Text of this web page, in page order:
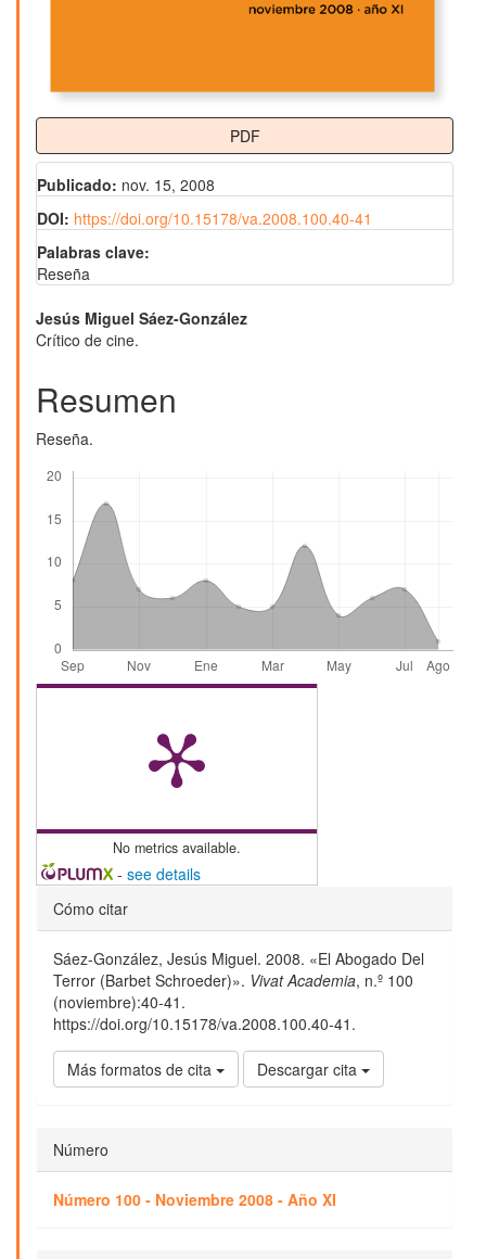
PDF
Publicado: nov. 15, 2008
DOI: https://doi.org/10.15178/va.2008.100.40-41
Palabras clave:
Reseña
Contenido
principal
del
artículo
Jesús Miguel Sáez-González
Crítico de cine.
Resumen
Reseña.
No metrics available.
- see details
Detalles
del
artículo
Cómo citar
Sáez-González, Jesús Miguel. 2008. «El Abogado Del
Terror (Barbet Schroeder)». Vivat Academia, n.º 100
(noviembre):40-41.
https://doi.org/10.15178/va.2008.100.40-41.
Más formatos de cita Descargar cita
Número
Número 100 - Noviembre 2008 - Año XI